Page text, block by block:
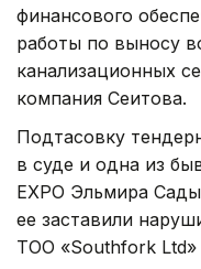
финансового
работы по выносу
канализационных
компания Сеитова.
Подтасовку
в суде и одна из
EXPO Эльмира
ее заставили
ТОО «Southfork